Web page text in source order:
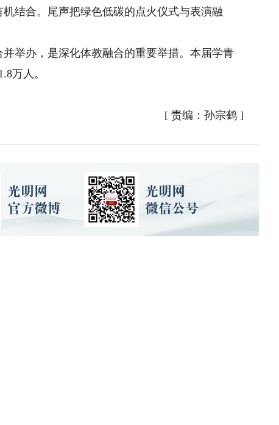
结合。尾声把绿色低碳的点火仪式与表演融
办，是深化体教融合的重要举措。本届学青
万人。
[ 责编：孙宗鹤]